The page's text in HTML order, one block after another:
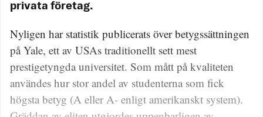
privata företag.
Nyligen har statistik publicerats över betygssättningen
på Yale, ett av USAs traditionellt sett mest
prestigetyngda universitet. Som mått på kvaliteten
användes hur stor andel av studenterna som fick
högsta betyg (A eller A- enligt amerikanskt system).